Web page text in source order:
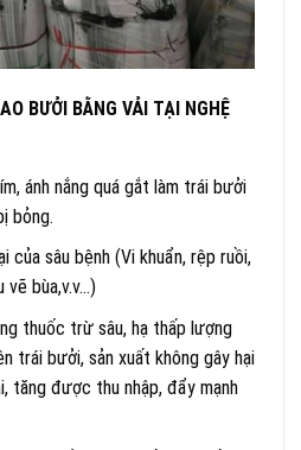
BƯỞI BẰNG VẢI TẠI NGHỆ
ánh nắng quá gắt làm trái bưởi
bỏng.
của sâu bệnh (Vi khuẩn, rệp ruồi,
vẽ bùa,v.v…)
thuốc trừ sâu, hạ thấp lượng
trái bưởi, sản xuất không gây hại
tăng được thu nhập, đẩy mạnh